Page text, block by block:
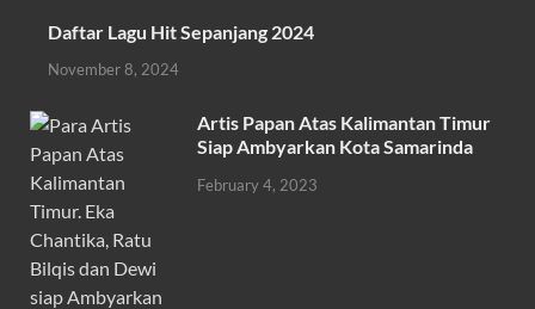
o
k
p
p
Daftar Lagu Hit Sepanjang 2024
November 8, 2024
Artis Papan Atas Kalimantan Timur
Siap Ambyarkan Kota Samarinda
February 4, 2023